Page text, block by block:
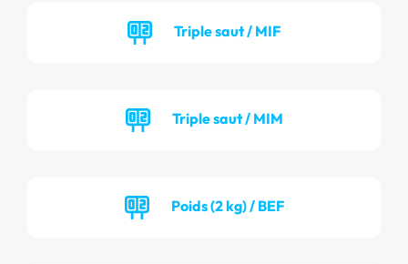
Triple saut / MIF
Triple saut / MIM
Poids (2 kg) / BEF